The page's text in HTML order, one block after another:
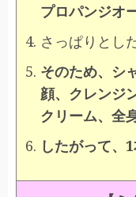
プロパンジオ
さっぱりとし
そのため、シ
顔、クレンジ
クリーム、全
したがって、